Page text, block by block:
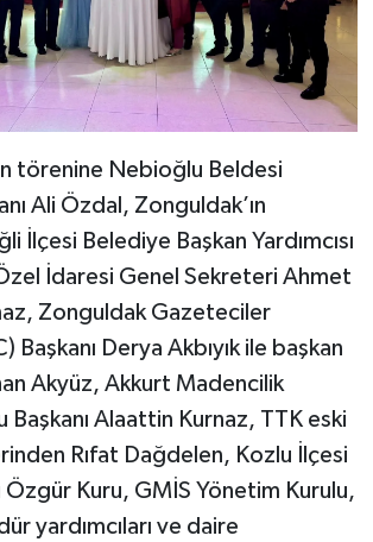
törenine Nebioğlu Beldesi
Ali Özdal, Zonguldak’ın
İlçesi Belediye Başkan Yardımcısı
İdaresi Genel Sekreteri Ahmet
Zonguldak Gazeteciler
Başkanı Derya Akbıyık ile başkan
Akyüz, Akkurt Madencilik
Başkanı Alaattin Kurnaz, TTK eski
Rıfat Dağdelen, Kozlu İlçesi
Özgür Kuru, GMİS Yönetim Kurulu,
yardımcıları ve daire